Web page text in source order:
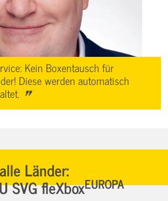
Kein Boxentausch für
Diese werden automatisch
"
Länder:
SVG fleXboxEUROPA